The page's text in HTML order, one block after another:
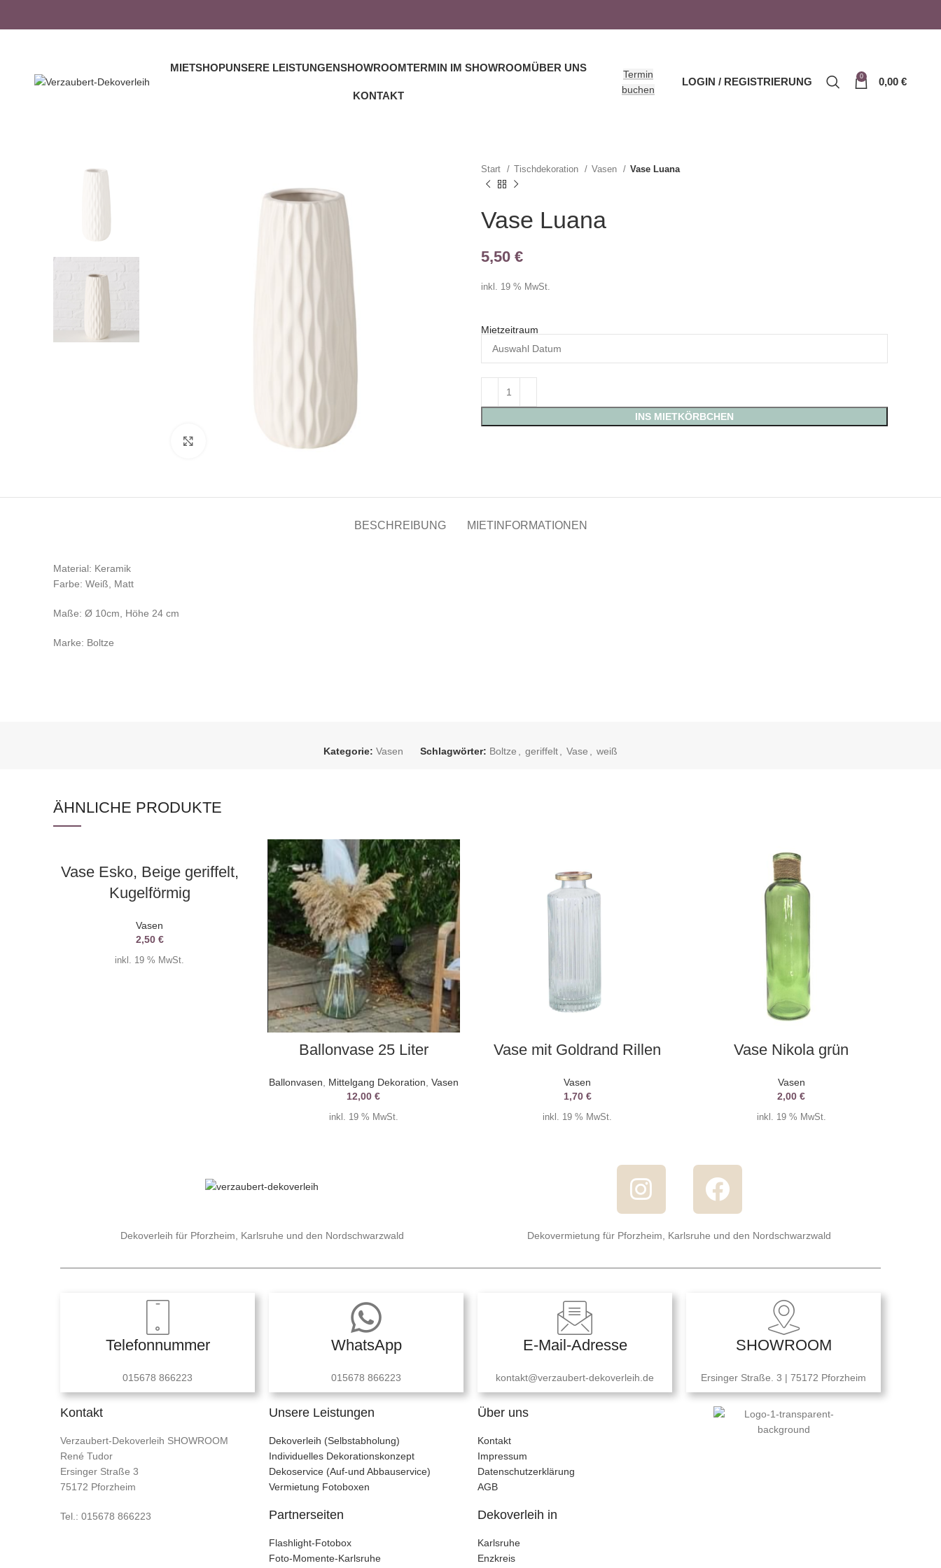
MIETSHOPUNSERE LEISTUNGENSHOWROOMTERMIN IM SHOWROOMÜBER UNS
KONTAKT
Termin
buchen
LOGIN / REGISTRIERUNG 0 0,00€
Klicken zum Vergrößern
Start Tischdekoration Vasen Vase Luana
Vase Luana
5,50 €
inkl. 19 % MwSt.
Mietzeitraum
INS MIETKÖRBCHEN
BESCHREIBUNG MIETINFORMATIONEN
Material: Keramik
Farbe: Weiß, Matt
Maße: Ø 10cm, Höhe 24 cm
Marke: Boltze
Kategorie: Vasen Schlagwörter: Boltze , geriffelt, Vase , weiß
ÄHNLICHE PRODUKTE
Vase Esko, Beige geriffelt,
Kugelförmig
Vasen
2,50 €
inkl. 19 % MwSt.
Ballonvase 25 Liter
Ballonvasen Mittelgang Dekoration Vasen
12,00€
inkl. 19 % MwSt.
Vase mit Goldrand Rillen
Vasen
1,70 €
inkl. 19 % MwSt.
Vase Nikola grün
Vasen
2,00€
inkl. 19 % MwSt.
Dekoverleih für Pforzheim, Karlsruhe und den Nordschwarzwald Dekovermietung für Pforzheim, Karlsruhe und den Nordschwarzwald
Telefonnummer
015678 866223
WhatsApp
015678 866223
E-Mail-Adresse
kontakt@verzaubert-dekoverleih.de
SHOWROOM
Ersinger Straße. 3 | 75172 Pforzheim
Kontakt
Verzaubert-Dekoverleih SHOWROOM
René Tudor
Ersinger Straße 3
75172 Pforzheim
Tel.: 015678 866223
Unsere Leistungen
Dekoverleih (Selbstabholung)
Individuelles Dekorationskonzept
Dekoservice (Auf-und Abbauservice)
Vermietung Fotoboxen
Partnerseiten
Flashlight-Fotobox
Foto-Momente-Karlsruhe
Über uns
Kontakt
Impressum
Datenschutzerklärung
AGB
Dekoverleih in
Karlsruhe
Enzkreis